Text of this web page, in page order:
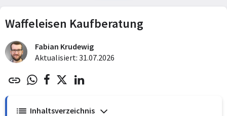
Waffeleisen Kaufberatung
Fabian Krudewig
Aktualisiert: 31.07.2026
Inhaltsverzeichnis